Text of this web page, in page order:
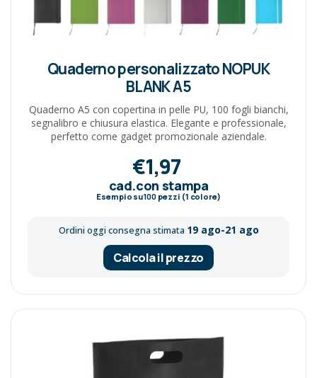
Quaderno personalizzato NOPUK
BLANK A5
Quaderno A5 con copertina in pelle PU, 100 fogli bianchi,
segnalibro e chiusura elastica. Elegante e professionale,
perfetto come gadget promozionale aziendale.
€1,97
cad.con stampa
Esempio su100pezzi (1 colore)
Ordini oggi consegna stimata 19 ago-21 ago
Calcola il prezzo